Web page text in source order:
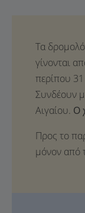
Ο
Προς το
μόνον από